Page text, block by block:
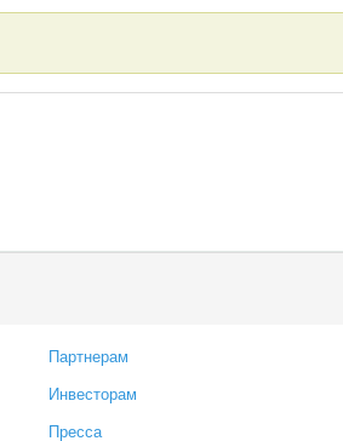
Партнерам
Инвесторам
Пресса